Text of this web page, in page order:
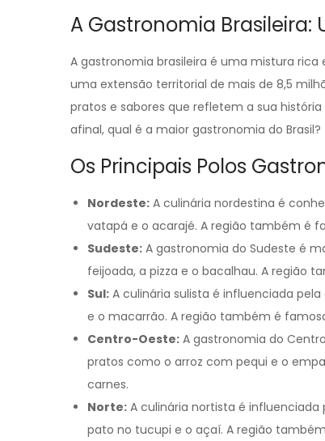
A Gastronomia
A gastronomia brasileira é uma mistura
uma extensão territorial de mais de 8,5
pratos e sabores que refletem a sua
afinal, qual é a maior gastronomia do Brasil?
Os Principais Polos
Nordeste: A culinária nordestina é
vatapá e o acarajé. A região também é
Sudeste: A gastronomia do Sudeste é
feijoada, a pizza e o bacalhau. A região
Sul: A culinária sulista é influenciada
e o macarrão. A região também é
Centro-Oeste: A gastronomia do
pratos como o arroz com pequi e o
carnes.
Norte: A culinária nortista é
pato no tucupi e o açaí. A região